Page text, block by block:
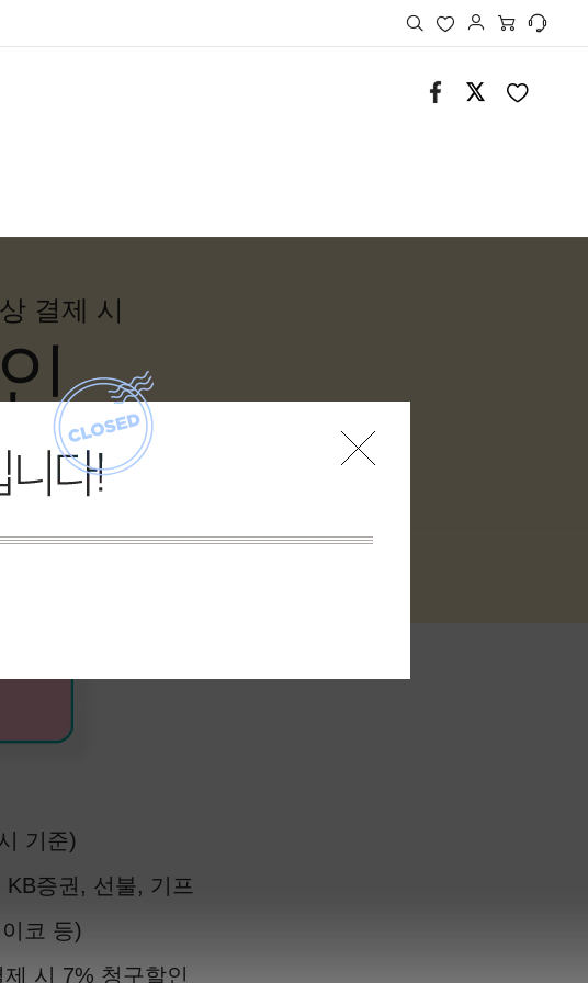
검색 좋아요 MY SSG 메뉴보기 고객센터
트위터
레이어 팝업 닫기
결제 시
기준)
증권, 선불, 기프
코 등)
시 7% 청구할인